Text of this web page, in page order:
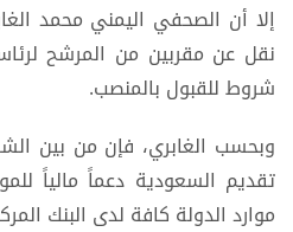
إلا أن الصحفي اليمني محمد
نقل عن مقربين من المرشح
شروط للقبول بالمنصب.
وبحسب الغابري، فإن من بين
تقديم السعودية دعماً مالياً
موارد الدولة كافة لدى البنك